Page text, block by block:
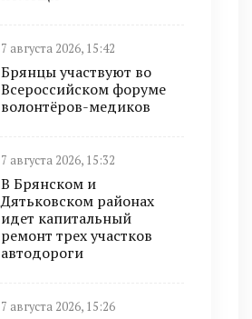
7 августа 2026, 15:42
Брянцы участвуют во
Всероссийском форуме
волонтёров-медиков
7 августа 2026, 15:32
В Брянском и
Дятьковском районах
идет капитальный
ремонт трех участков
автодороги
7 августа 2026, 15:26